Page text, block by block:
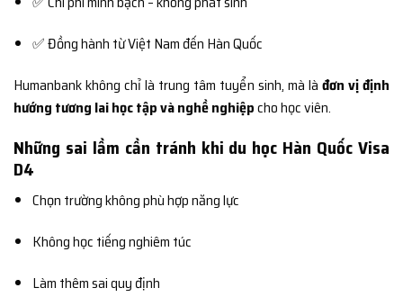
✅ Đồng hành từ Việt Nam đến Hàn Quốc
Humanbank không chỉ là trung tâm tuyển sinh, mà là đơn vị định
hướng tương lai học tập và nghề nghiệpcho học viên.
Những sai lầm cần tránh khi du học Hàn Quốc Visa
D4
Chọn trường không phù hợp năng lực
Không học tiếng nghiêm túc
Làm thêm sai quy định